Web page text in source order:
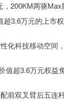
，200KM两驱
3.6万元的上市权
化科技移动空间
值超3.6万元权益
前双叉臂后五连